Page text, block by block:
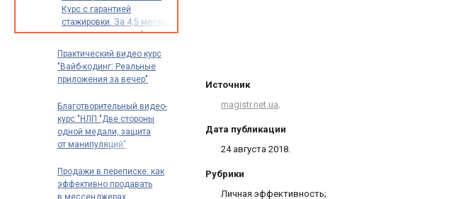
Источник
magistr.net.ua.
Дата публикации
24 августа 2018.
Рубрики
Личная эффективность;
Курс с гарантией
стажировки. За 4,5 месяца
освоите новую профессию
до 70 000 рублей в месяц
Практический видео курс
"Вайб-кодинг: Реальные
приложения за вечер"
Благотворительный видео-
курс "НЛП "Две стороны
одной медали, защита
от манипуляций"
Продажи в переписке: как
эффективно продавать
в мессенджерах